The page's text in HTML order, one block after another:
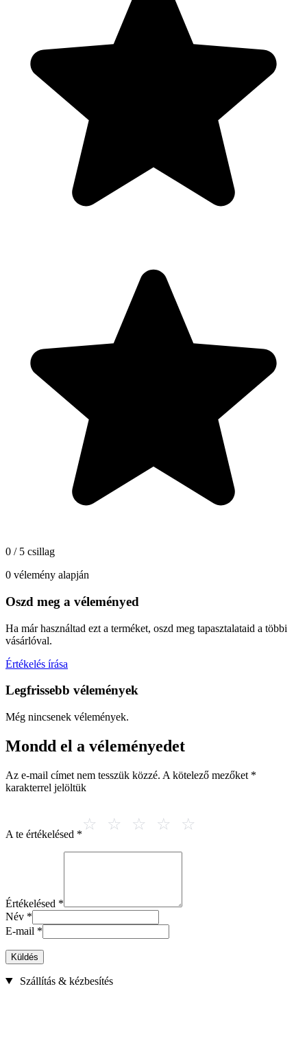
0 / 5 csillag
0 vélemény alapján
Oszd meg a véleményed
Ha már használtad ezt a terméket, oszd meg tapasztalataid a többi
vásárlóval.
Értékelés írása
Legfrissebb vélemények
Még nincsenek vélemények.
Mondd el a véleményedet
Az e-mail címet nem tesszük közzé. A kötelező mezőket *
karakterrel jelöltük
A te értékelésed *
Értékelésed *
Név *
E-mail *
Küldés
Szállítás & kézbesítés